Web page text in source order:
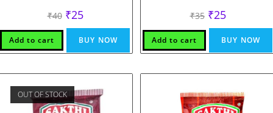
₹40 Original
price
was:
₹40.
₹25Current
price
is:
₹25.
Add to cart BUY NOW
₹35 Original
price
was:
₹35.
₹25Current
price
is:
₹25.
Add to cart BUY NOW
OUT OF STOCK